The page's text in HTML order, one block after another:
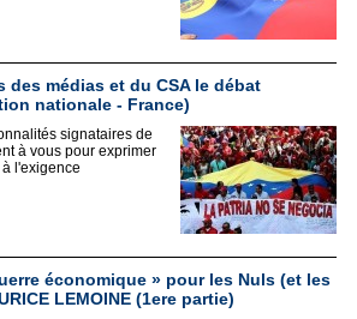
des médias et du CSA le débat
nationale - France)
signataires de
à vous pour exprimer
l'exigence
économique » pour les Nuls (et les
LEMOINE (1ere partie)